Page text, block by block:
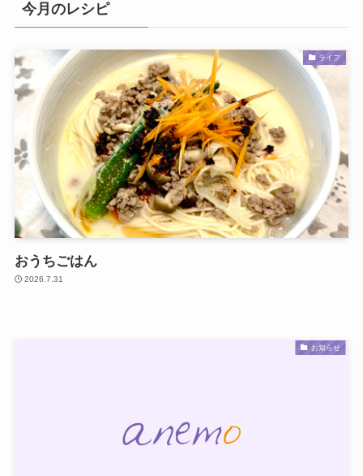
今月のレシピ
ライフ
おうちごはん
2026.7.31
お知らせ